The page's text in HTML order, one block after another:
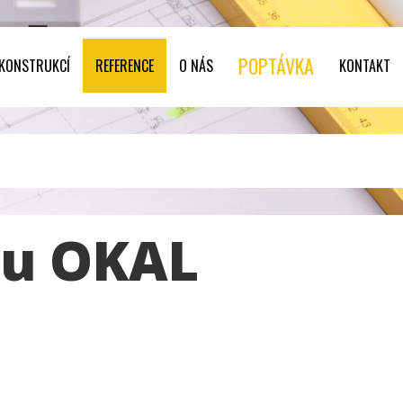
REFERENCE O NÁS POPTÁVKA KONTAKT
OKAL